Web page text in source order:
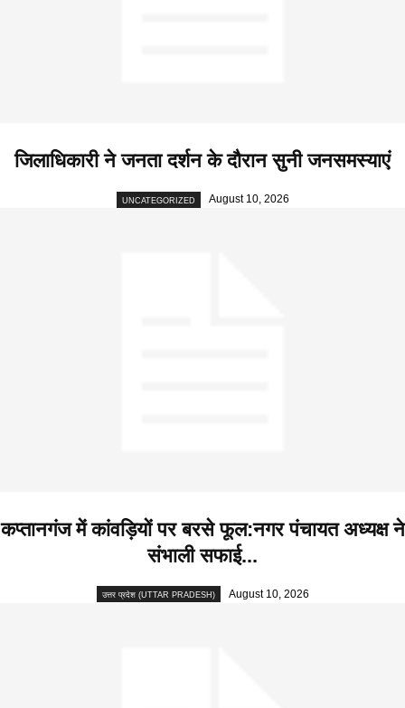
जिलाधिकारी ने जनता दर्शन के दौरान सुनी जनसमस्याएं
UNCATEGORIZED August 10, 2026
कप्तानगंज में कांवड़ियों पर बरसे फूल:नगर पंचायत अध्यक्ष ने
संभाली सफाई...
उत्तर प्रदेश (UTTAR PRADESH) August 10, 2026